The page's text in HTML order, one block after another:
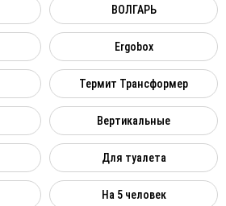
ВОЛГАРЬ
Ergobox
Термит Трансформер
Вертикальные
Для туалета
На 5 человек